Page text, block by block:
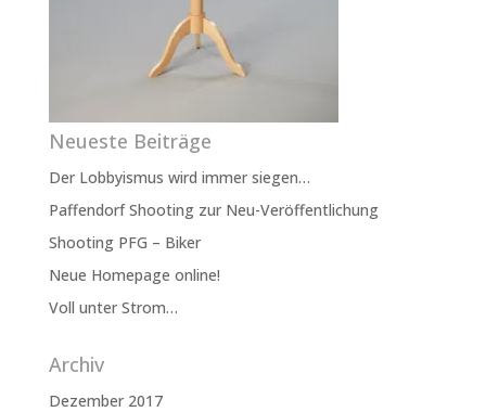
Neueste Beiträge
Der Lobbyismus wird immer siegen…
Paffendorf Shooting zur Neu-Veröffentlichung
Shooting PFG – Biker
Neue Homepage online!
Voll unter Strom…
Archiv
Dezember 2017